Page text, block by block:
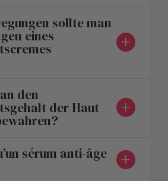
sollte man
eines
den
der Haut
sérum anti-âge